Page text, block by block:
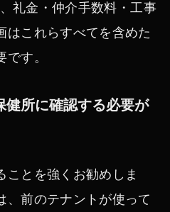
礼金・仲介手数料・工事
はこれらすべてを含めた
す。
健所に確認する必要が
ことを強くお勧めしま
、前のテナントが使って